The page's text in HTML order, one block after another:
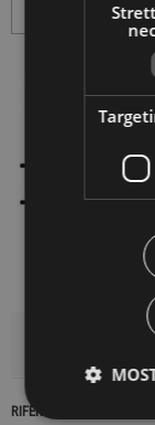
DETTAGLI DEL
RIFERIMENTO